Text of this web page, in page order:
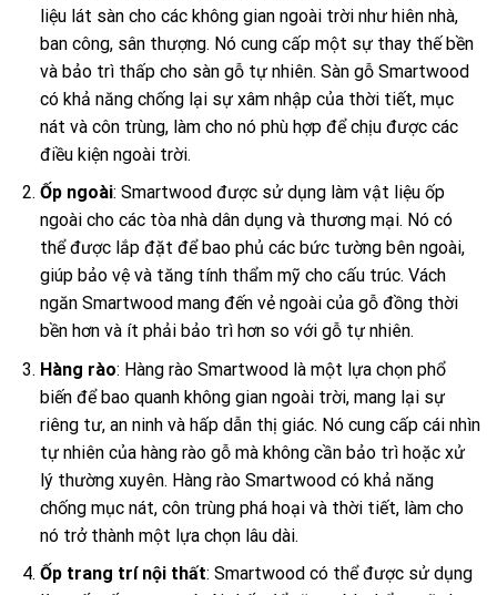
liệu lát sàn cho các không gian ngoài trời như hiên nhà,
ban công, sân thượng. Nó cung cấp một sự thay thế bền
và bảo trì thấp cho sàn gỗ tự nhiên. Sàn gỗ Smartwood
có khả năng chống lại sự xâm nhập của thời tiết, mục
nát và côn trùng, làm cho nó phù hợp để chịu được các
điều kiện ngoài trời.
Ốp ngoài: Smartwood được sử dụng làm vật liệu ốp
ngoài cho các tòa nhà dân dụng và thương mại. Nó có
thể được lắp đặt để bao phủ các bức tường bên ngoài,
giúp bảo vệ và tăng tính thẩm mỹ cho cấu trúc. Vách
ngăn Smartwood mang đến vẻ ngoài của gỗ đồng thời
bền hơn và ít phải bảo trì hơn so với gỗ tự nhiên.
Hàng rào: Hàng rào Smartwood là một lựa chọn phổ
biến để bao quanh không gian ngoài trời, mang lại sự
riêng tư, an ninh và hấp dẫn thị giác. Nó cung cấp cái nhìn
tự nhiên của hàng rào gỗ mà không cần bảo trì hoặc xử
lý thường xuyên. Hàng rào Smartwood có khả năng
chống mục nát, côn trùng phá hoại và thời tiết, làm cho
nó trở thành một lựa chọn lâu dài.
Ốp trang trí nội thất: Smartwood có thể được sử dụng